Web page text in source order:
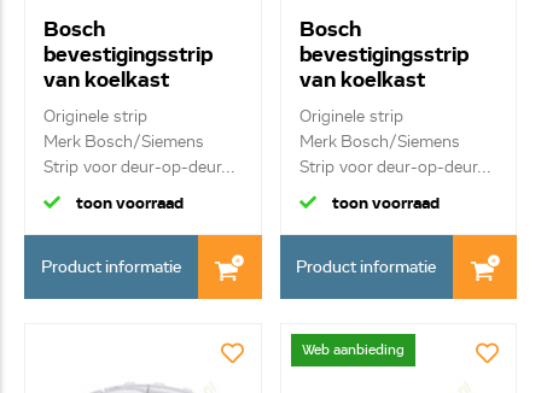
Bosch
bevestigingsstrip
van koelkast
00353175
Originele strip
Merk Bosch/Siemens
Strip voor deur-op-deur...
toon voorraad
Product informatie
Bosch
bevestigingsstrip
van koelkast
00743195
Originele strip
Merk Bosch/Siemens
Strip voor deur-op-deur...
toon voorraad
Product informatie
Web aanbieding